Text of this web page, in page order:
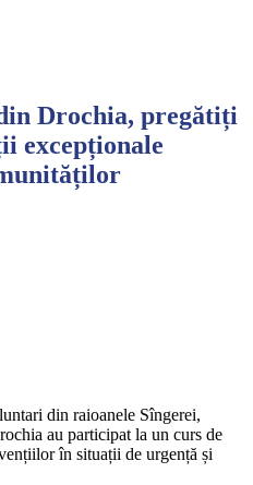
Drochia, pregătiți
excepționale
din raioanele Sîngerei,
au participat la un curs de
în situații de urgență și